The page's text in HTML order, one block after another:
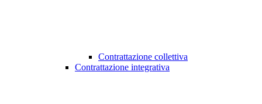
Contrattazione collettiva
Contrattazione integrativa